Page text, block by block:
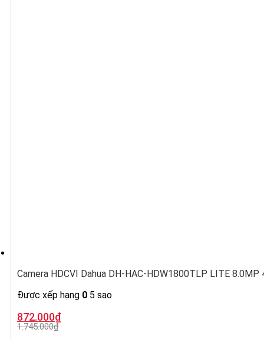
Camera HDCVI Dahua DH-HAC-HDW1800TLP LITE 8.0MP
Được xếp hạng 0 5 sao
1.745.000₫
Giá
gốc
là:
872.000₫
Giá
hiện
tại